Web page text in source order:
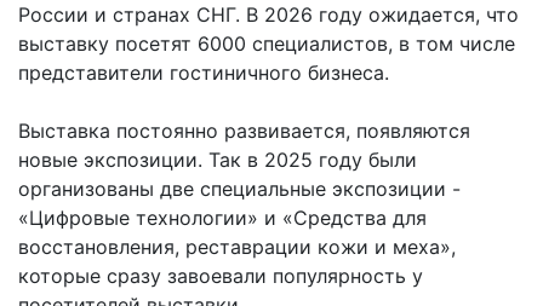
России и странах СНГ. В 2026 году ожидается, что
выставку посетят 6000 специалистов, в том числе
представители гостиничного бизнеса.
Выставка постоянно развивается, появляются
новые экспозиции. Так в 2025 году были
организованы две специальные экспозиции -
«Цифровые технологии» и «Средства для
восстановления, реставрации кожи и меха»,
которые сразу завоевали популярность у